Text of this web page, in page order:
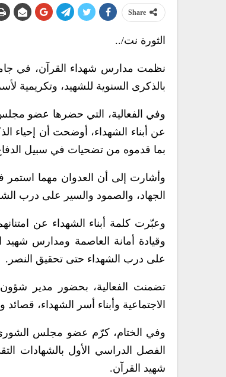
Share
الثورة نت/..
نظمت مدارس شهداء القرآن، في
بالذكرى السنوية للشهيد، وتكريمية
وفي الفعالية، التي حضرها عضو مجلس
عن أبناء الشهداء، أوضحت أن إحياء
بما قدموه من تضحيات في سبيل
وأشارت إلى أن العدوان مهما استمر
الجهاد، والصمود والسير على درب
وعبّرت كلمة أبناء الشهداء عن
وقيادة أمانة العاصمة ومدارس
على درب الشهداء حتى تحقيق النصر.
تضمنت الفعالية، بحضور مدير
الاجتماعية وأبناء أسر الشهداء،
وفي الختام، كرّم عضو مجلس الشورى
الفصل الدراسي الأول بالشهادات
شهيد القرآن.